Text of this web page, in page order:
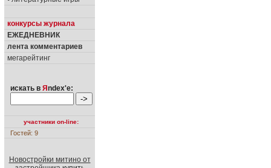
конкурсы журнала
ЕЖЕДНЕВНИК
лента комментариев
мегарейтинг
искать в Я ndex'е:
участники on-line:
Гостей: 9
Новостройки митино от